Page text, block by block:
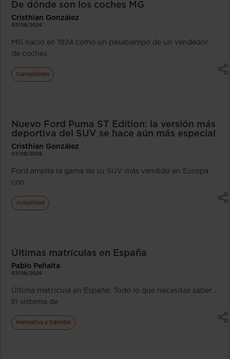
De dónde son los coches MG
Cristhian González
07/08/2026
MG nació en 1924 como un pasatiempo de un vendedor
de coches
Curiosidades
Nuevo Ford Puma ST Edition: la versión más
deportiva del SUV se hace aún más especial
Cristhian González
07/08/2026
Ford amplía la gama de su SUV más vendido en Europa
con
Actualidad
Últimas matrículas en España
Pablo Peñalta
07/08/2026
Última matrícula en España: Todo lo que necesitas saber…
El sistema de
Normativa y trámites